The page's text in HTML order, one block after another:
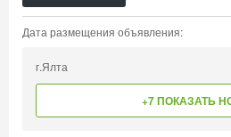
Дата размещения объявления:
г.Ялта
+7 ПОКАЗАТЬ